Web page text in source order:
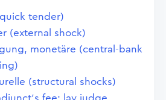
tender)
(external shock)
monetäre (central-bank
(structural shocks)
fee; lay judge